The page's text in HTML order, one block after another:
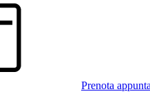
Prenota